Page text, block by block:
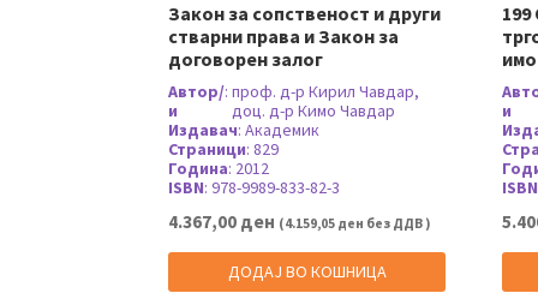
Закон за сопственост и други
стварни права и Закон за
договорен залог
Автор/
и
:проф. д-р Кирил Чавдар,
доц. д-р Кимо Чавдар
Издавач:Академик
Страници:829
Година: 2012
ISBN:978-9989-833-82-3
4.367,00 ден (4.159,05 ден без ДДВ )
ДОДАЈ ВО КОШНИЦА
и
ISBN